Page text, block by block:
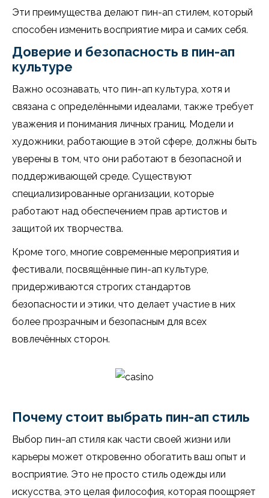
Эти преимущества делают пин-ап стилем, который
способен изменить восприятие мира и самих себя.
Доверие и безопасность в пин-ап
культуре
Важно осознавать, что пин-ап культура, хотя и
связана с определёнными идеалами, также требует
уважения и понимания личных границ. Модели и
художники, работающие в этой сфере, должны быть
уверены в том, что они работают в безопасной и
поддерживающей среде. Существуют
специализированные организации, которые
работают над обеспечением прав артистов и
защитой их творчества.
Кроме того, многие современные мероприятия и
фестивали, посвящённые пин-ап культуре,
придерживаются строгих стандартов
безопасности и этики, что делает участие в них
более прозрачным и безопасным для всех
вовлечённых сторон.
Почему стоит выбрать пин-ап стиль
Выбор пин-ап стиля как части своей жизни или
карьеры может откровенно обогатить ваш опыт и
восприятие. Это не просто стиль одежды или
искусства, это целая философия, которая поощряет